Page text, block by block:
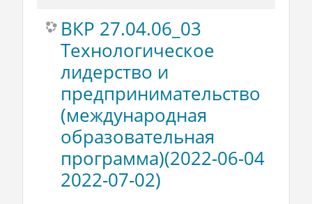
ВКР 27.04.06_03
Технологическое
лидерство и
предпринимательство
(международная
образовательная
программа)(2022-06-04
2022-07-02)